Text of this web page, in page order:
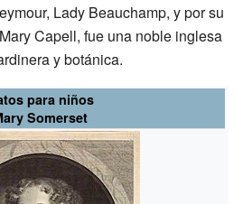
Lady Beauchamp, y por su
Capell, fue una noble inglesa
y botánica.
para niños
Somerset